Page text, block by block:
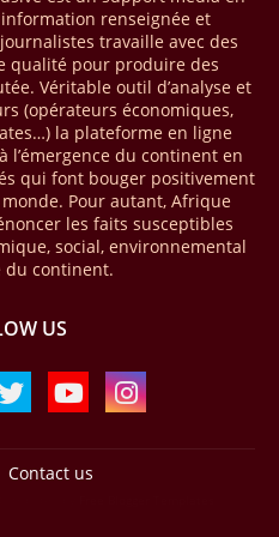
2024). L’Afrique a également
de transactions de Mobile money
avec environ 92 milliards de
sur un total de 125 milliards
le Boston Consulting Group, et
Women in Creative Industries
de l'économie créative africaine
négligé. Ce secteur,
aujourd'hui environ 59 milliards
mondial évalué à près de 2000
mais il constitue aussi, selon le
140 à 150 milliards USD,
renseignée et
travaille avec des
qualité pour produire des
Véritable outil d’analyse et
(opérateurs économiques,
la plateforme en ligne
l’émergence du continent en
qui font bouger positivement
Pour autant, Afrique
les faits susceptibles
social, environnemental
continent.
US
Contact us